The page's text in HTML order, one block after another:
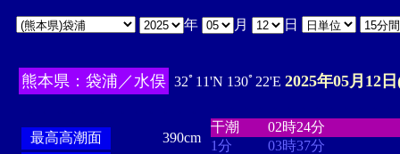
年 月 日
熊本県：袋浦／水俣 32ﾟ11'N 130ﾟ22'E 2025年05月12
最高高潮面
390cm
干潮
02時24分
1分
03時37分